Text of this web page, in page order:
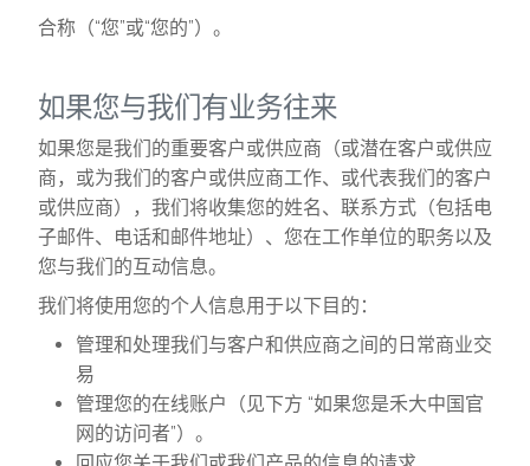
合称（“您”或“您的”）。
如果您与我们有业务往来
如果您是我们的重要客户或供应商（或潜在客户或供应
商，或为我们的客户或供应商工作、或代表我们的客户
或供应商），我们将收集您的姓名、联系方式（包括电
子邮件、电话和邮件地址）、您在工作单位的职务以及
您与我们的互动信息。
我们将使用您的个人信息用于以下目的：
管理和处理我们与客户和供应商之间的日常商业交
易
管理您的在线账户（见下方 “如果您是禾大中国官
网的访问者”）。